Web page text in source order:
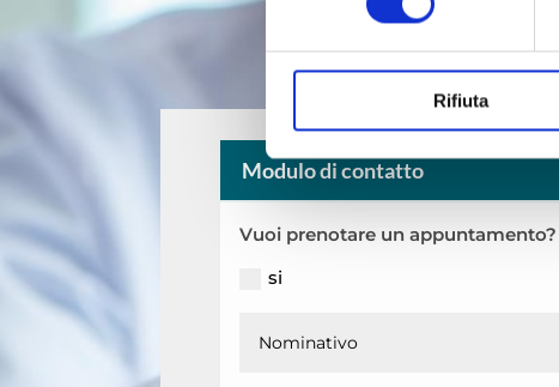
Approfondisci come vengono
Questo Sito utilizza cookie
Profilazione anche di "terze
tutti i cookies o solo quelli che
Rifiuta
Modulo di contatto
Vuoi prenotare un appuntamento?
si